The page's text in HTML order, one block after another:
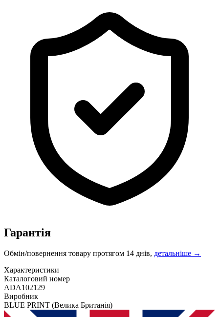
Гарантія
Обмін/повернення товару протягом 14 днів, детальніше →
Характеристики
Каталоговий номер
ADA102129
Виробник
BLUE PRINT (Велика Британія)